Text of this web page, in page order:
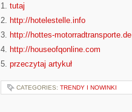
1. tutaj
2. http://hotelestelle.info
3. http://hottes-motorradtransporte.de
4. http://houseofqonline.com
5. przeczytaj artykuł
CATEGORIES: TRENDY I NOWINKI